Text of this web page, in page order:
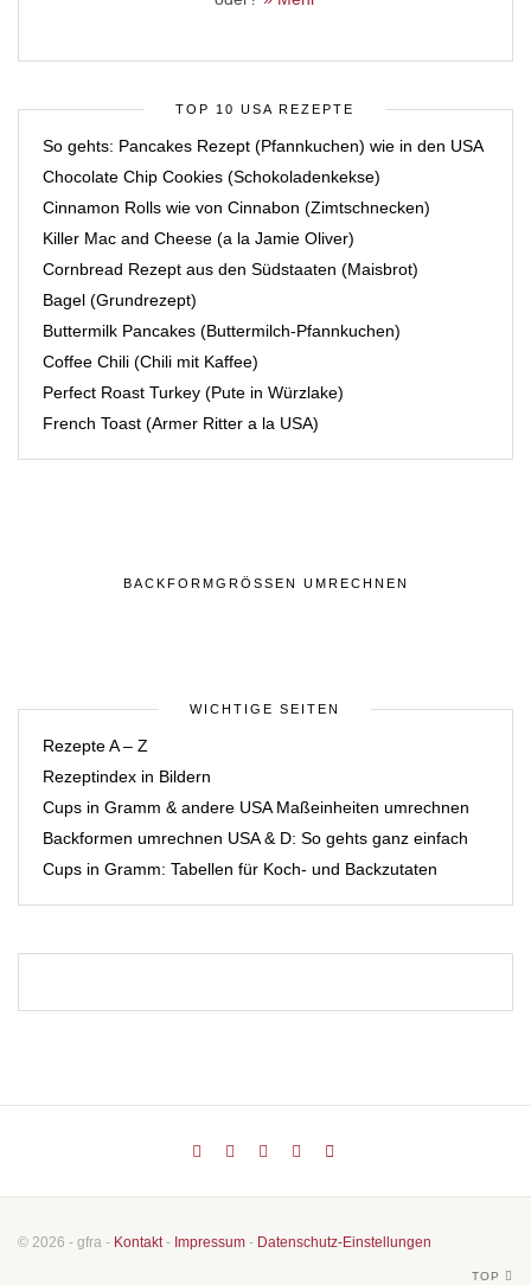
TOP 10 USA REZEPTE
So gehts: Pancakes Rezept (Pfannkuchen) wie in den USA
Chocolate Chip Cookies (Schokoladenkekse)
Cinnamon Rolls wie von Cinnabon (Zimtschnecken)
Killer Mac and Cheese (a la Jamie Oliver)
Cornbread Rezept aus den Südstaaten (Maisbrot)
Bagel (Grundrezept)
Buttermilk Pancakes (Buttermilch-Pfannkuchen)
Coffee Chili (Chili mit Kaffee)
Perfect Roast Turkey (Pute in Würzlake)
French Toast (Armer Ritter a la USA)
BACKFORMGRÖSSEN UMRECHNEN
WICHTIGE SEITEN
Rezepte A – Z
Rezeptindex in Bildern
Cups in Gramm & andere USA Maßeinheiten umrechnen
Backformen umrechnen USA & D: So gehts ganz einfach
Cups in Gramm: Tabellen für Koch- und Backzutaten
© 2026 - gfra - Kontakt- Impressum - Datenschutz-Einstellungen
TOP